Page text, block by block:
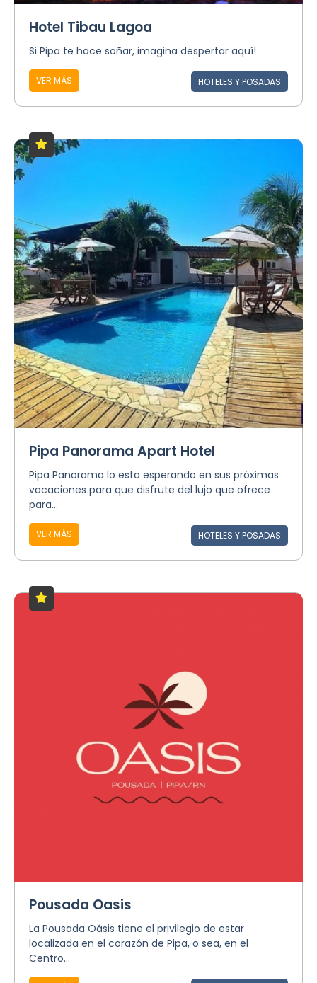
Hotel Tibau Lagoa
Si Pipa te hace soñar, imagina despertar aquí!
VER MÁS HOTELES Y POSADAS
Pipa Panorama Apart Hotel
Pipa Panorama lo esta esperando en sus próximas
vacaciones para que disfrute del lujo que ofrece
para...
VER MÁS HOTELES Y POSADAS
Pousada Oasis
La Pousada Oásis tiene el privilegio de estar
localizada en el corazón de Pipa, o sea, en el
Centro...